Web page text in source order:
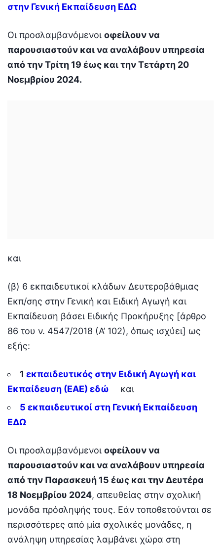
στην Γενική Εκπαίδευση ΕΔΩ
Οι προσλαμβανόμενοι οφείλουν να
παρουσιαστούν και να αναλάβουν υπηρεσία
από την Τρίτη 19 έως και την Τετάρτη 20
Νοεμβρίου 2024.
και
(β) 6 εκπαιδευτικοί κλάδων Δευτεροβάθμιας
Εκπ/σης στην Γενική και Ειδική Αγωγή και
Εκπαίδευση βάσει Ειδικής Προκήρυξης [άρθρο
86 του ν. 4547/2018 (Α’ 102), όπως ισχύει] ως
εξής:
1 εκπαιδευτικός στην Ειδική Αγωγή και
Εκπαίδευση (ΕΑΕ) εδώ
και
5 εκπαιδευτικοί στη Γενική Εκπαίδευση
ΕΔΩ
Οι προσλαμβανόμενοι οφείλουν να
παρουσιαστούν και να αναλάβουν υπηρεσία
από την Παρασκευή 15 έως και την Δευτέρα
18 Νοεμβρίου 2024, απευθείας στην σχολική
μονάδα πρόσληψής τους. Εάν τοποθετούνται σε
περισσότερες από μία σχολικές μονάδες, η
ανάληψη υπηρεσίας λαμβάνει χώρα στη